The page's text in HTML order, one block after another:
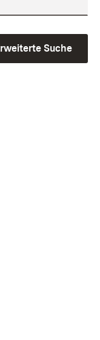
Suche